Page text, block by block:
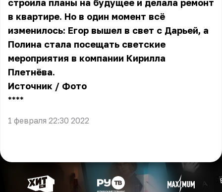
строила планы на будущее и делала ремонт
в квартире. Но в один момент всё
изменилось: Егор вышел в свет с Дарьей, а
Полина стала посещать светские
мероприятия в компании Кирилла
Плетнёва.
Источник / Фото
** **
1 февраля 22:30 2022